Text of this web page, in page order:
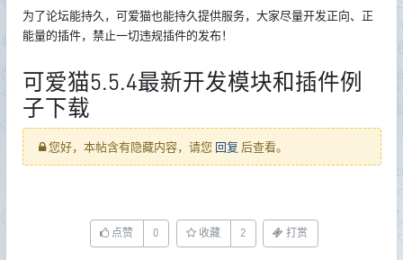
为了论坛能持久，可爱猫也能持久提供服务，大家尽量开发正向、正
能量的插件，禁止一切违规插件的发布！
可爱猫5.5.4最新开发模块和插件例
子下载
您好，本帖含有隐藏内容，请您 回复 后查看。
点赞 0 收藏 2 打赏